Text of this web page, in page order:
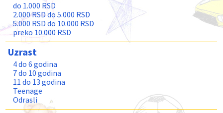
do 1.000 RSD
2.000 RSD do 5.000 RSD
5.000 RSD do 10.000 RSD
preko 10.000 RSD
Uzrast
4 do 6 godina
7 do 10 godina
11 do 13 godina
Teenage
Odrasli